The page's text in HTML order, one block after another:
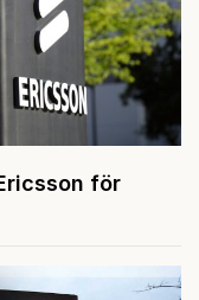
för